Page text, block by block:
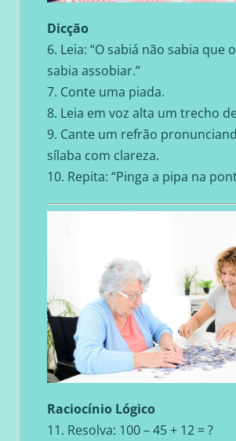
Dicção
6. Leia: “O sabiá não sabia que
sabia assobiar.”
7. Conte uma piada.
8. Leia em voz alta um trecho
9. Cante um refrão
sílaba com clareza.
10. Repita: “Pinga a pipa na
Raciocínio Lógico
11. Resolva: 100 – 45 + 12 = ?